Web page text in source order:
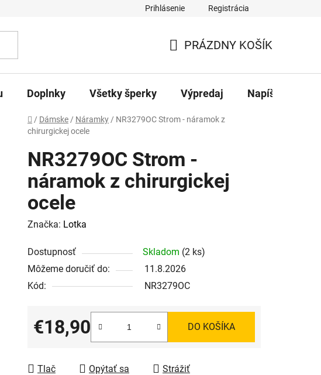
Prihlásenie Registrácia
KOŠÍK
PRÁZDNY KOŠÍK
Doplnky Všetky šperky Výpredaj Napíšte nám
Domov
/ Dámske / Náramky / NR3279OC Strom - náramok z
chirurgickej ocele
NR3279OC Strom -
náramok z chirurgickej
ocele
Značka: Lotka
Dostupnosť Skladom (2 ks)
Môžeme doručiť do:
11.8.2026
Kód:
NR3279OC
€18,90
Jednotková cena:
DO KOŠÍKA
Tlač Opýtať sa
Strážiť